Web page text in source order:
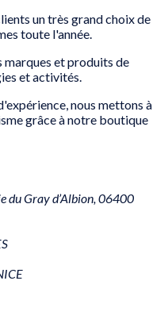
un très grand choix de
toute l'année.
marques et produits de
et activités.
nous mettons à
grâce à notre boutique
du Gray d’Albion, 06400